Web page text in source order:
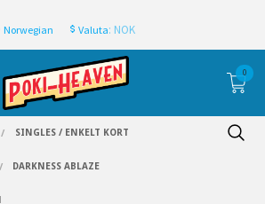
Norwegian Valuta: NOK
0
SINGLES / ENKELT KORT
DARKNESS ABLAZE